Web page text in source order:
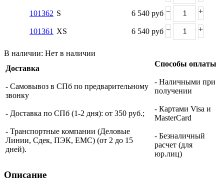
101362 S 6 540 руб − +
101361 XS 6 540 руб − +
В наличии: Нет в наличии
Доставка
- Самовывоз в СПб по предварительному
звонку
- Доставка по СПб (1-2 дня): от 350 руб.;
- Транспортные компании (Деловые
Линии, Сдек, ПЭК, ЕМС) (от 2 до 15
дней).
Способы оплаты
- Наличными при
получении
- Картами Visa и
MasterCard
- Безналичный
расчет (для
юр.лиц)
Описание